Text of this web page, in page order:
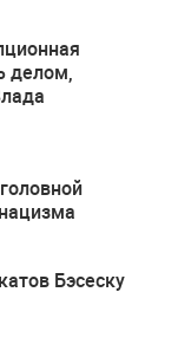
делом,
Бэсеску